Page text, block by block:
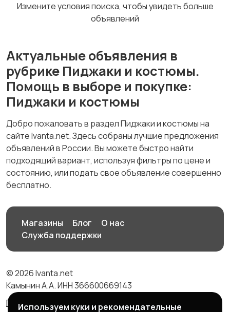
Измените условия поиска, чтобы увидеть больше
объявлений
Актуальные объявления в
рубрике Пиджаки и костюмы.
Помощь в выборе и покупке:
Пиджаки и костюмы
Добро пожаловать в раздел Пиджаки и костюмы на
сайте Ivanta.net. Здесь собраны лучшие предложения
объявлений в России. Вы можете быстро найти
подходящий вариант, используя фильтры по цене и
состоянию, или подать свое объявление совершенно
бесплатно.
Магазины Блог
О нас
Служба поддержки
© 2026 Ivanta.net
Камынин А.А. ИНН 366600669143
Правила сервиса
Политика конфиденциальности
Используем куки и рекомендательные